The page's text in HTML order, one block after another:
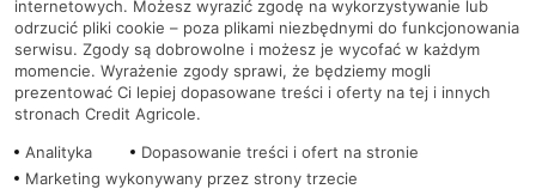
Mapa serwisu
PolitykaCookies
internetowych. Możesz wyrazić zgodę na wykorzystywanie lub
odrzucić pliki cookie – poza plikami niezbędnymi do funkcjonowania
serwisu. Zgody są dobrowolne i możesz je wycofać w każdym
momencie. Wyrażenie zgody sprawi, że będziemy mogli
prezentować Ci lepiej dopasowane treści i oferty na tej i innych
stronach Credit Agricole.
Analityka
Dopasowanie treści i ofert na stronie
Marketing wykonywany przez strony trzecie